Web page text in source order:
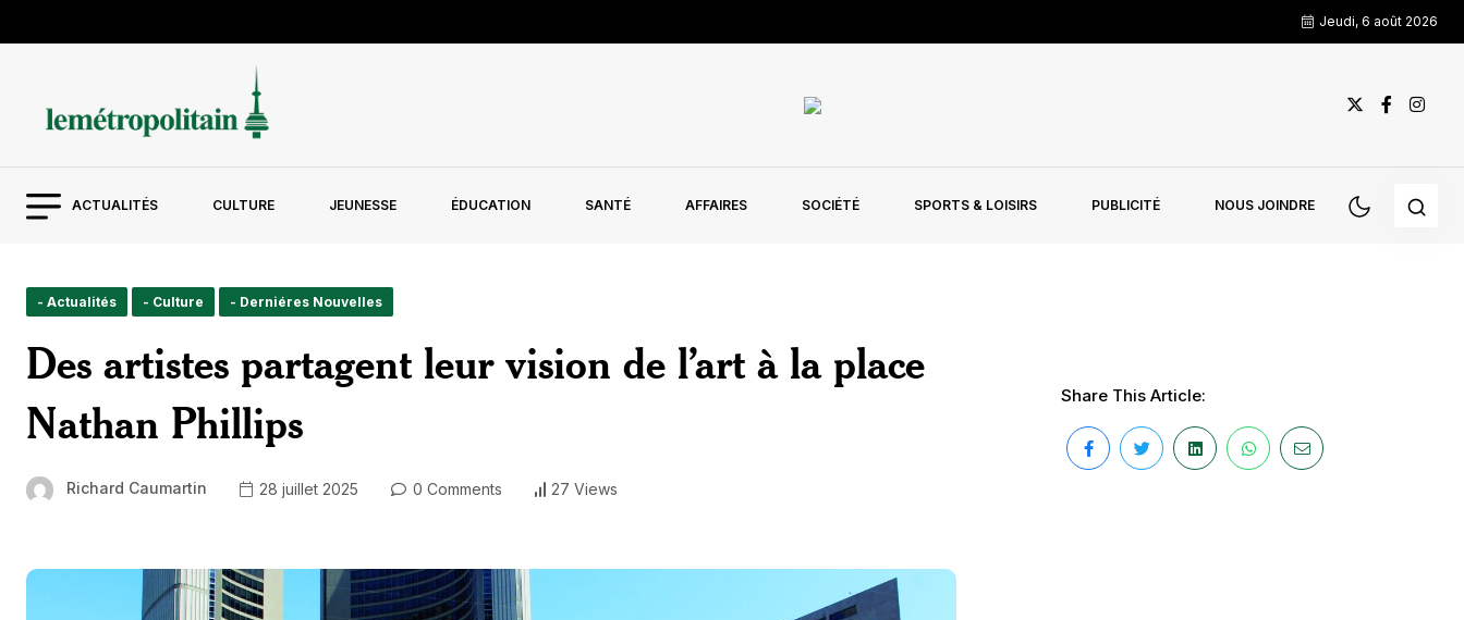
Jeudi, 6 août 2026
ACTUALITÉS CULTURE JEUNESSE ÉDUCATION SANTÉ AFFAIRES SOCIÉTÉ SPORTS & LOISIRS PUBLICITÉ NOUS JOINDRE
- Actualités - Culture - Derniéres Nouvelles
Des artistes partagent leur vision de l’art à la place
Nathan Phillips
Richard Caumartin 28 juillet 2025 0 Comments 27 Views
Share This Article: